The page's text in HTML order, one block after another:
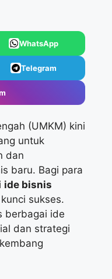
WhatsApp
Telegram
(UMKM) kini
untuk
dan
baru. Bagi para
ide bisnis
sukses.
berbagai ide
dan strategi